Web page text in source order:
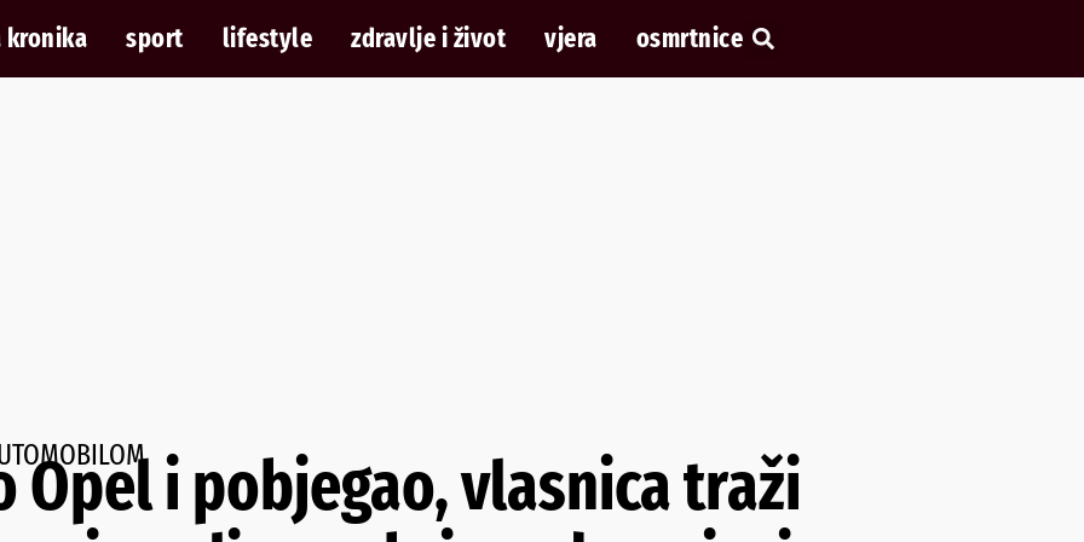
kronika sport lifestyle zdravlje i život vjera osmrtnice
Opel i pobjegao, vlasnica traži